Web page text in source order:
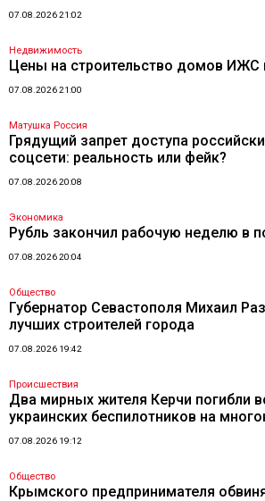
07.08.2026 21:02
Недвижимость
Цены на строительство домов ИЖС
07.08.2026 21:00
Матушка Россия
Грядущий запрет доступа
соцсети: реальность или фейк?
07.08.2026 20:08
Экономика
Рубль закончил рабочую неделю в
07.08.2026 20:04
Общество
Губернатор Севастополя Михаил
лучших строителей города
07.08.2026 19:42
Происшествия
Два мирных жителя Керчи погибли
украинских беспилотников на
07.08.2026 19:12
Общество
Крымского предпринимателя